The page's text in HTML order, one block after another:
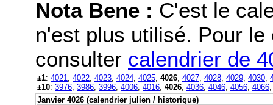
Nota Bene : C'est le
n'est plus utilisé. Pour
consulter calendrier de
±1: 4021 4022 4023 4024 4025 4026 4027 4028 4029 4030
±10: 3976 3986 3996 4006 4016 4026 4036 4046 4056 4066
Janvier 4026 (calendrier julien / historique)